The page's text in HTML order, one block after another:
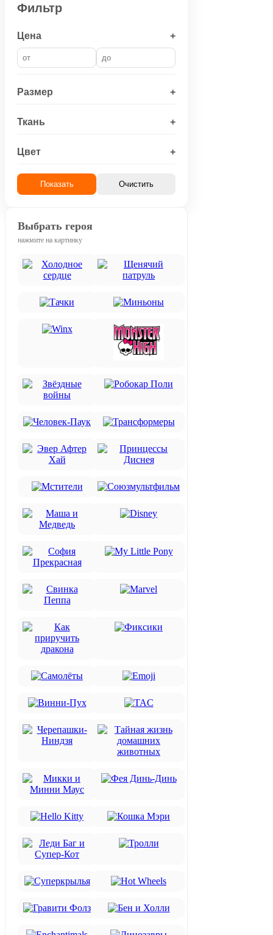
Фильтр
Цена +
Размер +
Ткань +
Цвет +
Показать Очистить
Выбрать героя
нажмите на картинку